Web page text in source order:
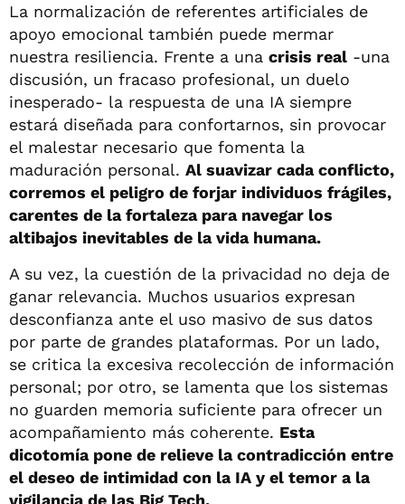
La normalización de referentes artificiales de
apoyo emocional también puede mermar
nuestra resiliencia. Frente a una crisis real -una
discusión, un fracaso profesional, un duelo
inesperado- la respuesta de una IA siempre
estará diseñada para confortarnos, sin provocar
el malestar necesario que fomenta la
maduración personal. Al suavizar cada conflicto,
corremos el peligro de forjar individuos frágiles,
carentes de la fortaleza para navegar los
altibajos inevitables de la vida humana.
A su vez, la cuestión de la privacidad no deja de
ganar relevancia. Muchos usuarios expresan
desconfianza ante el uso masivo de sus datos
por parte de grandes plataformas. Por un lado,
se critica la excesiva recolección de información
personal; por otro, se lamenta que los sistemas
no guarden memoria suficiente para ofrecer un
acompañamiento más coherente. Esta
dicotomía pone de relieve la contradicción entre
el deseo de intimidad con la IA y el temor a la
vigilancia de las Big Tech.